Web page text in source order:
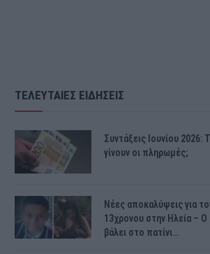
ΤΕΛΕΥΤΑΙΕΣ ΕΙΔΗΣΕΙΣ
Συντάξεις Ιουνίου 2026:
γίνουν οι πληρωμές;
Νέες αποκαλύψεις για
13χρονου στην Ηλεία – Ο
βάλει στο πατίνι…